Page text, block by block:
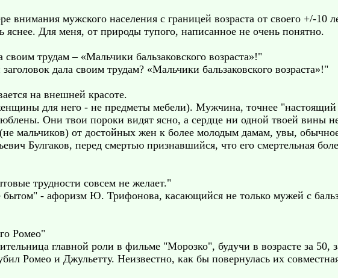
внимания мужского населения с границей возраста от своего +/-10
Для меня, от природы тупого, написанное не очень понятно.
своим трудам – «Мальчики бальзаковского возраста»!"
дала своим трудам? «Мальчики бальзаковского возраста»!"
на внешней красоте.
для него - не предметы мебели). Мужчина, точнее
Они твои пороки видят ясно, а сердце ни одной твоей вины
мальчиков) от достойных жен к более молодым дамам, увы,
Булгаков, перед смертью признавшийся, что его смертельная
трудности совсем не желает."
бытом" - афоризм Ю. Трифонова, касающийся не только мужей с
Ромео"
главной роли в фильме "Морозко", будучи в возрасте за
Ромео и Джульетту. Неизвестно, как бы повернулась их